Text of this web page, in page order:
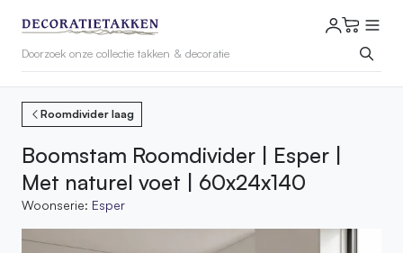
Roomdivider laag
Boomstam Roomdivider | Esper |
Met naturel voet | 60x24x140
Woonserie: Esper